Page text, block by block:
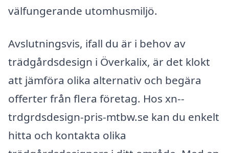
välfungerande utomhusmiljö.
Avslutningsvis, ifall du är i behov av
trädgårdsdesign i Överkalix, är det klokt
att jämföra olika alternativ och begära
offerter från flera företag. Hos xn--
trdgrdsdesign-pris-mtbw.se kan du enkelt
hitta och kontakta olika